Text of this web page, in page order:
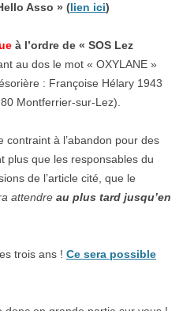
Asso » (lien ici)
à l’ordre de « SOS Lez
au dos le mot « OXYLANE »
: Françoise Hélary 1943
Montferrier-sur-Lez).
contraint à l’abandon pour des
plus que les responsables du
de l’article cité, que le
attendre au plus tard jusqu’en
trois ans ! Ce sera possible